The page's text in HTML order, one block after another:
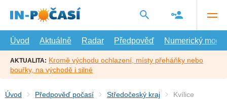
hlavní
Úvod
Aktuálně Radar Předpověď Numerický model
AKTUALITA: Kromě východu ochlazení, místy přeháňky nebo
bouřky, na východě i silné
Úvod Předpověď počasí Středočeský kraj Kvílice